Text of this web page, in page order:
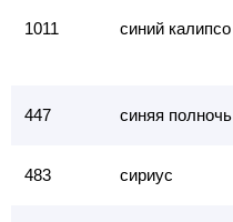
1011 синий калипсо
447 синяя полночь
483 сириус